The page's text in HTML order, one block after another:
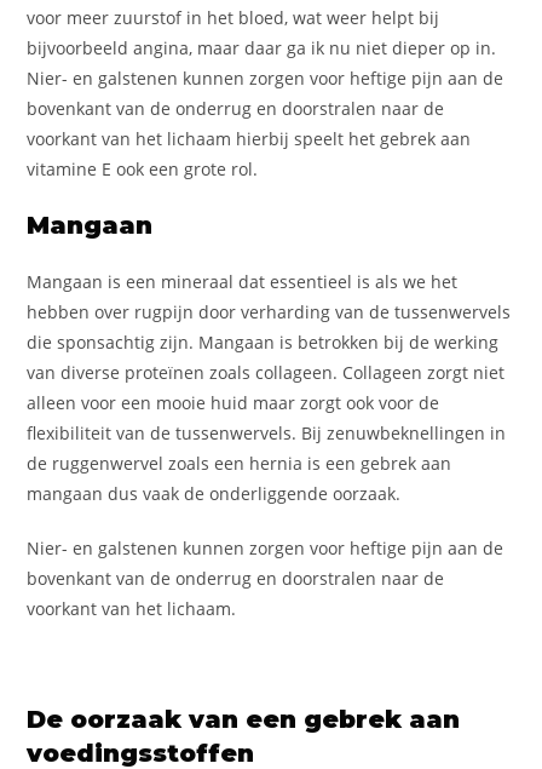
voor meer zuurstof in het bloed, wat weer helpt bij
bijvoorbeeld angina, maar daar ga ik nu niet dieper op in.
Nier- en galstenen kunnen zorgen voor heftige pijn aan de
bovenkant van de onderrug en doorstralen naar de
voorkant van het lichaam hierbij speelt het gebrek aan
vitamine E ook een grote rol.
Mangaan
Mangaan is een mineraal dat essentieel is als we het
hebben over rugpijn door verharding van de tussenwervels
die sponsachtig zijn. Mangaan is betrokken bij de werking
van diverse proteïnen zoals collageen. Collageen zorgt niet
alleen voor een mooie huid maar zorgt ook voor de
flexibiliteit van de tussenwervels. Bij zenuwbeknellingen in
de ruggenwervel zoals een hernia is een gebrek aan
mangaan dus vaak de onderliggende oorzaak.
Nier- en galstenen kunnen zorgen voor heftige pijn aan de
bovenkant van de onderrug en doorstralen naar de
voorkant van het lichaam.
De oorzaak van een gebrek aan
voedingsstoffen